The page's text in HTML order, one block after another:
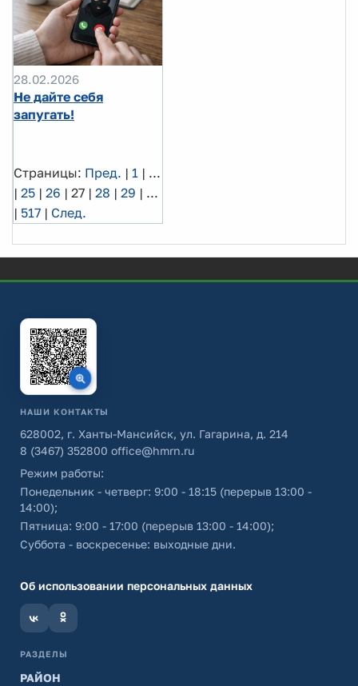
28.02.2026
Не дайте себя
запугать!
Страницы: Пред. | 1 | ...
| 25 | 26 | 27 | 28 | 29 | ...
| 517 | След.
НАШИ КОНТАКТЫ
628002, г. Ханты-Мансийск, ул. Гагарина, д. 214
8 (3467) 352800 office@hmrn.ru
Режим работы:
Понедельник - четверг: 9:00 - 18:15 (перерыв 13:00 -
14:00);
Пятница: 9:00 - 17:00 (перерыв 13:00 - 14:00);
Суббота - воскресенье: выходные дни.
Об использовании персональных данных
РАЗДЕЛЫ
РАЙОН